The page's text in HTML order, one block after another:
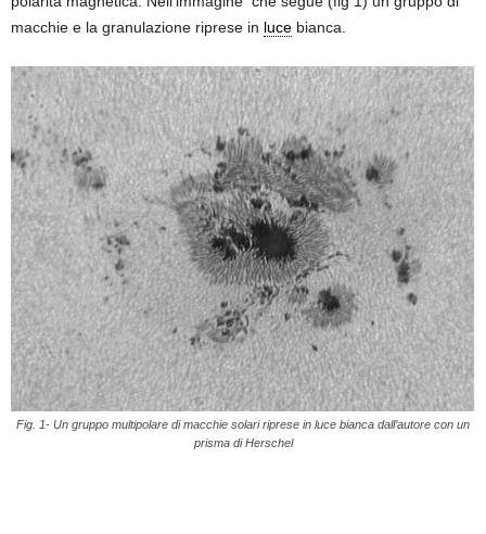
macchie e la granulazione riprese in luce bianca.
Fig. 1- Un gruppo multipolare di macchie solari riprese in luce bianca dall’autore con un
prisma di Herschel